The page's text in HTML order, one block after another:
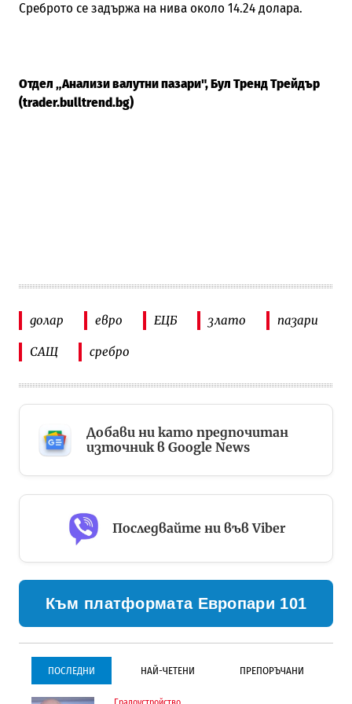
Среброто се задържа на нива около 14.24 долара.
Отдел „Анализи валутни пазари", Бул Тренд Трейдър
(trader.bulltrend.bg)
долар евро ЕЦБ злато пазари
САЩ сребро
Добави ни като предпочитан
източник в Google News
Последвайте ни във Viber
Към платформата Европари 101
ПОСЛЕДНИ НАЙ-ЧЕТЕНИ ПРЕПОРЪЧАНИ